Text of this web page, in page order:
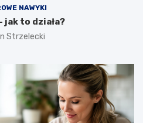
NAWYKI
jak to działa?
Strzelecki